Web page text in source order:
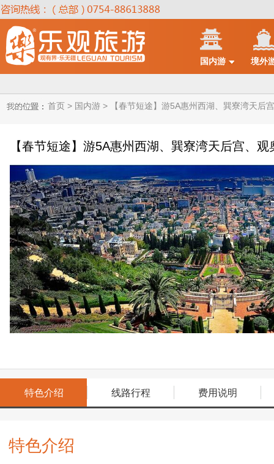
国内游 境外
首页 > 国内游 > 【春节短途】游5A惠州西湖、巽寮湾天后
【春节短途】游5A惠州西湖、巽寮湾天后宫、
特色介绍 线路行程 费用说明
特色介绍